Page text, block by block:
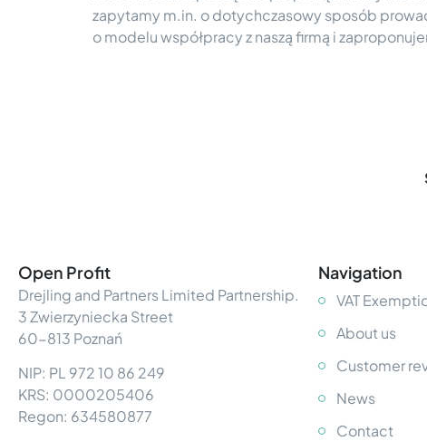
zapytamy m.in. o dotychczasowy sposób
o modelu współpracy z naszą firmą i
Open Profit
Drejling and Partners Limited Partnership.
3 Zwierzyniecka Street
60-813 Poznań
NIP: PL 972 10 86 249
KRS: 0000205406
Regon: 634580877
Navigation
VAT
About us
Customer
News
Contact